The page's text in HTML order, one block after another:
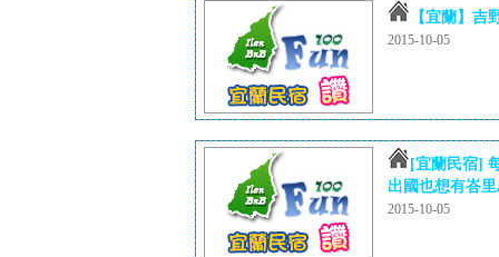
【宜蘭】吉
2015-10-05
[宜蘭民宿]
出國也想有峇
2015-10-05